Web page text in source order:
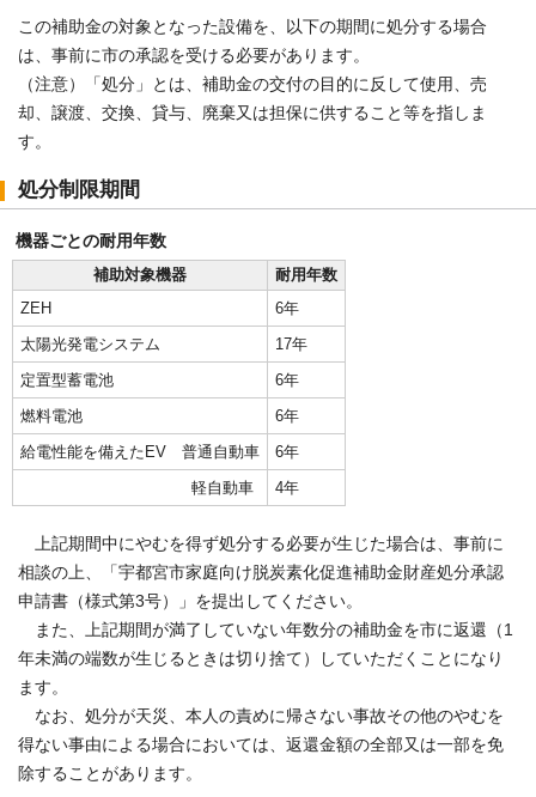
この補助金の対象となった設備を、以下の期間に処分する場合
は、事前に市の承認を受ける必要があります。
（注意）「処分」とは、補助金の交付の目的に反して使用、売
却、譲渡、交換、貸与、廃棄又は担保に供すること等を指しま
す。
処分制限期間
機器ごとの耐用年数
補助対象機器
耐用年数
ZEH
6年
太陽光発電システム
17年
定置型蓄電池
6年
燃料電池
6年
給電性能を備えたEV 普通自動車
6年
軽自動車
4年
上記期間中にやむを得ず処分する必要が生じた場合は、事前に
相談の上、「宇都宮市家庭向け脱炭素化促進補助金財産処分承認
申請書（様式第3号）」を提出してください。
また、上記期間が満了していない年数分の補助金を市に返還（1
年未満の端数が生じるときは切り捨て）していただくことになり
ます。
なお、処分が天災、本人の責めに帰さない事故その他のやむを
得ない事由による場合においては、返還金額の全部又は一部を免
除することがあります。